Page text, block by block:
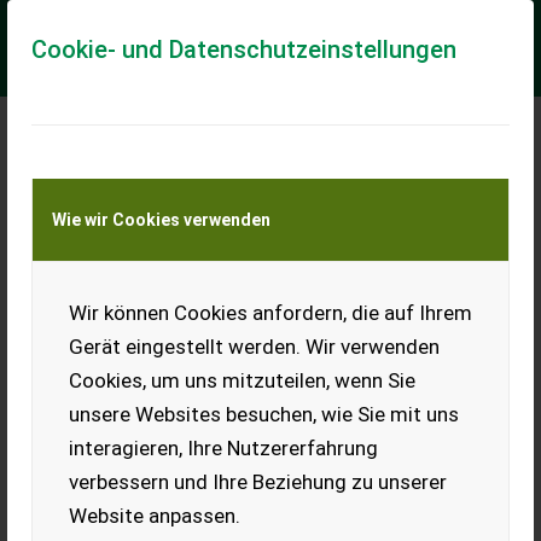
Cookie- und Datenschutzeinstellungen
Wie wir Cookies verwenden
Wir können Cookies anfordern, die auf Ihrem
Gerät eingestellt werden. Wir verwenden
Cookies, um uns mitzuteilen, wenn Sie
unsere Websites besuchen, wie Sie mit uns
interagieren, Ihre Nutzererfahrung
verbessern und Ihre Beziehung zu unserer
Website anpassen.
Meine Transportkostenanfrage
Transport von Land- und Baumaschinen –
KEINE Tiertransporte
Sonstige LOKOMO A-391-ZNS
== More details (EN) == Machine correctness: Correct Crane
height/length: 60m max. m brand: LOKOMO foots chassis
with 4 axles maximum lifting capa...
EUR 0